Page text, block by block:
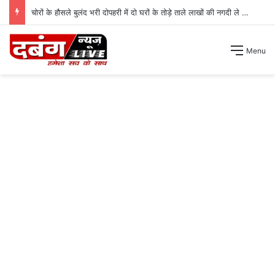
चोरों के हौसले बुलंद भरी दोपहरी में दो घरों के तोड़े ताले लाखों की नगदी ले भागे ।
Menu